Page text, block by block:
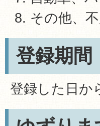
その他、
登録期間
登録した日か